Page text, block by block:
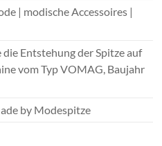
| modische Accessoires |
Entstehung der Spitze auf
vom Typ VOMAG, Baujahr
by Modespitze